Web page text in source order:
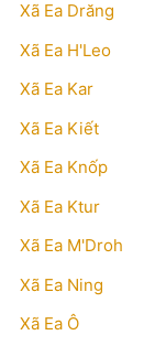
Xã Ea Drăng
Xã Ea H'Leo
Xã Ea Kar
Xã Ea Kiết
Xã Ea Knốp
Xã Ea Ktur
Xã Ea M'Droh
Xã Ea Ning
Xã Ea Ô